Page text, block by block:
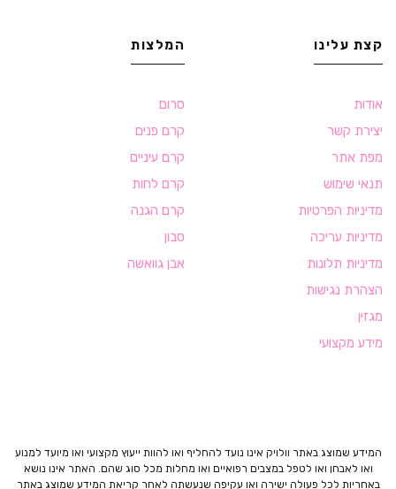
קצת עלינו
אודות
יצירת קשר
מפת אתר
תנאי שימוש
מדיניות הפרטיות
מדיניות עריכה
מדיניות תלונות
הצהרת נגישות
מגזין
מידע מקצועי
המלצות
סרום
קרם פנים
קרם עיניים
קרם לחות
קרם הגנה
סבון
אבן גוואשה
המידע שמוצג באתר וולויק אינו נועד להחליף ואו להוות ייעוץ מקצועי ואו מיועד למנוע
ואו לאבחן ואו לטפל במצבים רפואיים ואו מחלות מכל סוג שהם. האתר אינו נושא
באחריות לכל פעולה ישירה ואו עקיפה שנעשתה לאחר קריאת המידע שמוצג באתר